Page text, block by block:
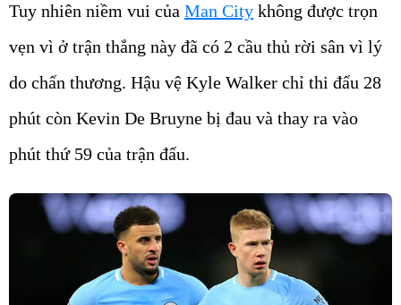
Tuy nhiên niềm vui của Man City không được trọn
vẹn vì ở trận thắng này đã có 2 cầu thủ rời sân vì lý
do chấn thương. Hậu vệ Kyle Walker chỉ thi đấu 28
phút còn Kevin De Bruyne bị đau và thay ra vào
phút thứ 59 của trận đấu.